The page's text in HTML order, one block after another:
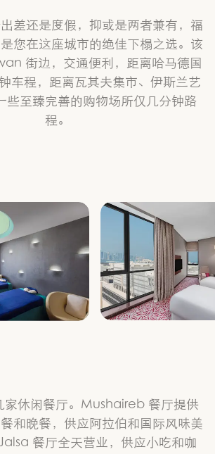
差还是度假，抑或是两者兼有，福
您在这座城市的绝佳下榻之选。该
街边，交通便利，距离哈马德国
车程，距离瓦其夫集市、伊斯兰艺
些至臻完善的购物场所仅几分钟路
程。
家休闲餐厅。Mushaireb 餐厅提供
和晚餐，供应阿拉伯和国际风味美
餐厅全天营业，供应小吃和咖